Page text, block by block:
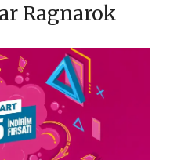
Ragnarok